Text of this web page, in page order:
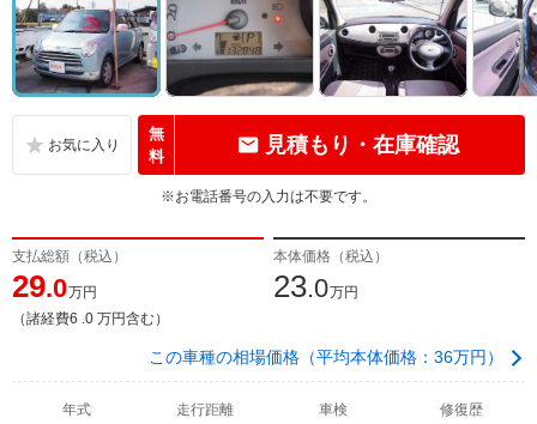
無
料
見積もり・在庫確認
※お電話番号の入力は不要です。
支払総額（税込）
29.0万円
（諸経費6 .0 万円含む）
本体価格（税込）
23.0万円
この車種の相場価格（平均本体価格：36万円）
年式 走行距離
車検
修復歴